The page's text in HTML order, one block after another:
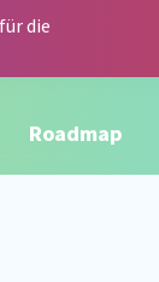
die
Roadmap